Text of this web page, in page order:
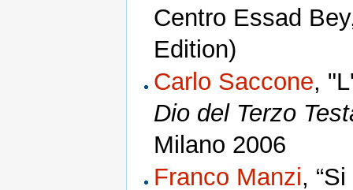
Centro Essad
Edition)
Carlo Saccone,
Dio del Terzo
Milano 2006
Franco Manzi,